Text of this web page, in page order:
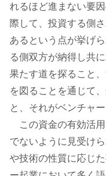
れるほど進まない要
際して、投資する側
あるという点が挙げ
る側双方が納得し共
果たす道を探ること
を図ることを通じて
と、それがベンチャ
この資金の有効活用
でないように見受け
や技術の性質に応じ